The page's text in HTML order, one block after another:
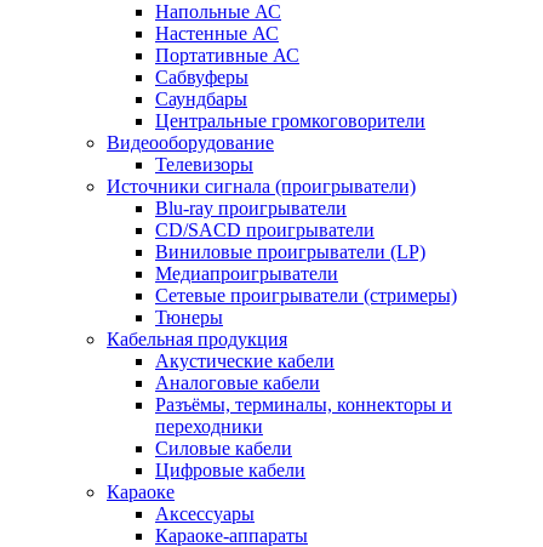
Напольные АС
Настенные АС
Портативные АС
Сабвуферы
Саундбары
Центральные громкоговорители
Видеооборудование
Телевизоры
Источники сигнала (проигрыватели)
Blu-ray проигрыватели
CD/SACD проигрыватели
Виниловые проигрыватели (LP)
Медиапроигрыватели
Сетевые проигрыватели (стримеры)
Тюнеры
Кабельная продукция
Акустические кабели
Аналоговые кабели
Разъёмы, терминалы, коннекторы и
переходники
Силовые кабели
Цифровые кабели
Караоке
Аксессуары
Караоке-аппараты